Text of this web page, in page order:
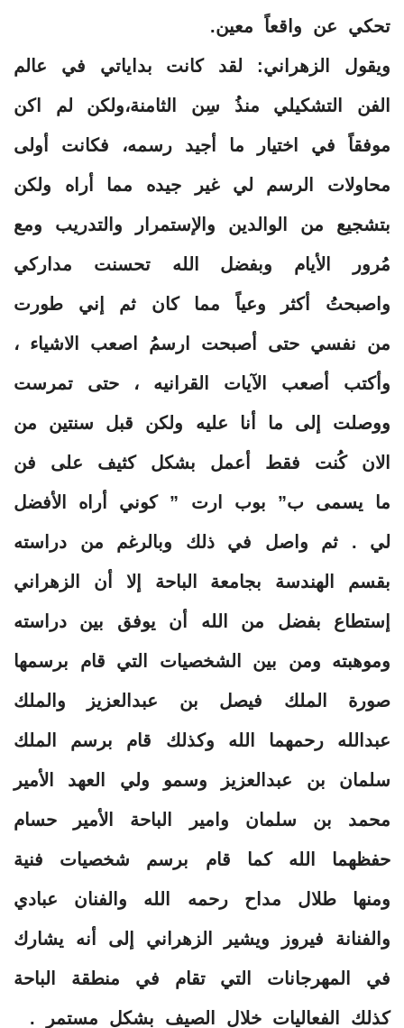
تحكي عن واقعاً معين.
ويقول الزهراني: لقد كانت بداياتي في عالم
الفن التشكيلي منذُ سِن الثامنة،ولكن لم اكن
موفقاً في اختيار ما أجيد رسمه، فكانت أولى
محاولات الرسم لي غير جيده مما أراه ولكن
بتشجيع من الوالدين والإستمرار والتدريب ومع
مُرور الأيام وبفضل الله تحسنت مداركي
واصبحتُ أكثر وعياً مما كان ثم إني طورت
من نفسي حتى أصبحت ارسمُ اصعب الاشياء ،
وأكتب أصعب الآيات القرانيه ، حتى تمرست
ووصلت إلى ما أنا عليه ولكن قبل سنتين من
الان كُنت فقط أعمل بشكل كثيف على فن
ما يسمى ب” بوب ارت ” كوني أراه الأفضل
لي . ثم واصل في ذلك وبالرغم من دراسته
بقسم الهندسة بجامعة الباحة إلا أن الزهراني
إستطاع بفضل من الله أن يوفق بين دراسته
وموهبته ومن بين الشخصيات التي قام برسمها
صورة الملك فيصل بن عبدالعزيز والملك
عبدالله رحمهما الله وكذلك قام برسم الملك
سلمان بن عبدالعزيز وسمو ولي العهد الأمير
محمد بن سلمان وامير الباحة الأمير حسام
حفظهما الله كما قام برسم شخصيات فنية
ومنها طلال مداح رحمه الله والفنان عبادي
والفنانة فيروز ويشير الزهراني إلى أنه يشارك
في المهرجانات التي تقام في منطقة الباحة
كذلك الفعاليات خلال الصيف بشكل مستمر .